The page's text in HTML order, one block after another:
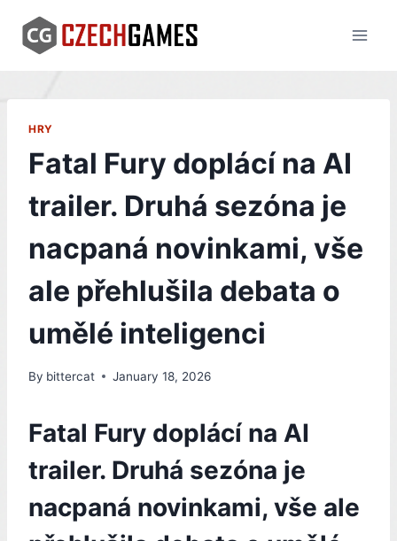
content
HRY
Fatal Fury doplácí na AI
trailer. Druhá sezóna je
nacpaná novinkami, vše
ale přehlušila debata o
umělé inteligenci
By bittercat January 18, 2026
Fatal Fury doplácí na AI
trailer. Druhá sezóna je
nacpaná novinkami, vše ale